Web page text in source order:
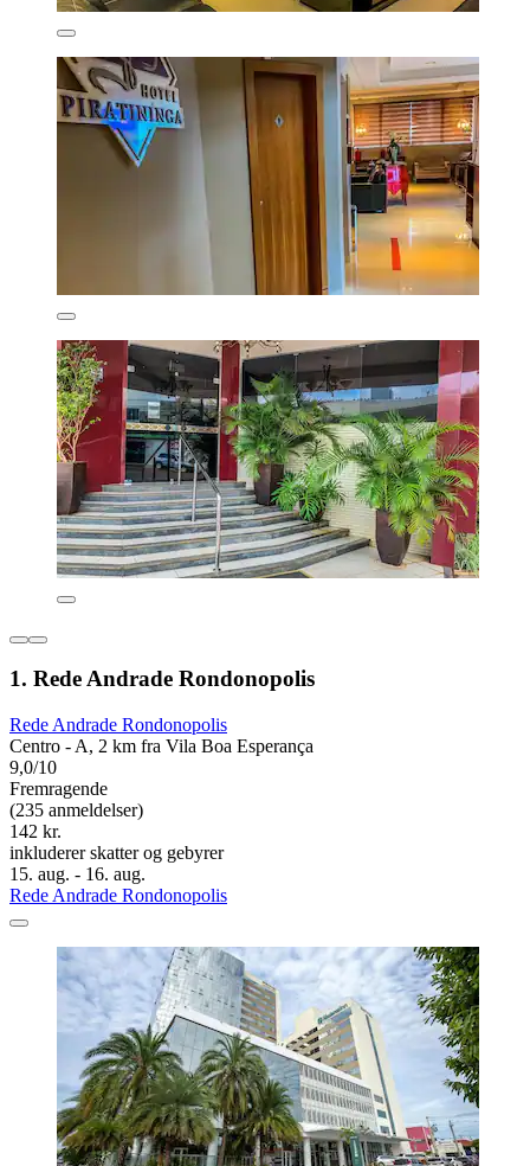
1. Rede Andrade Rondonopolis
Rede Andrade Rondonopolis
Centro - A, 2 km fra Vila Boa Esperança
9,0/10
Fremragende
(235 anmeldelser)
142 kr.
inkluderer skatter og gebyrer
15. aug. - 16. aug.
Rede Andrade Rondonopolis